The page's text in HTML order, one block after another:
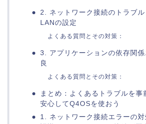
2. ネットワーク接続のトラブ
LANの設定
よくある質問とその対策：
3. アプリケーションの依存関
良
よくある質問とその対策：
まとめ：よくあるトラブルを事
安心してQ4OSを使おう
1. ネットワーク接続エラーの